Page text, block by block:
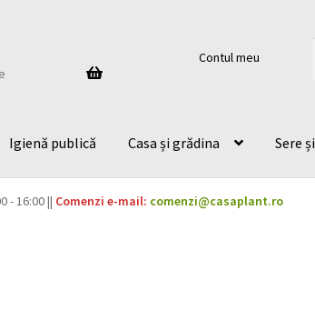
Contul meu
Igienă publică Casa și grădina Sere
- 16:00 || Comenzi e-mail: comenzi@casaplant.ro